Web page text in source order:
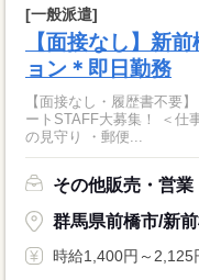
[一般派遣]
【面接なし】新
ョン＊即日勤務
【面接なし・履歴書不要】 シニア向けマンションで働く、 生活サポ
ートSTAFF大募集！ ＜仕事内容＞ ・居室/廊下の清掃 ・利用者さん
の見守り ・郵便...
その他販売・営
群馬県前橋市/新
時給1,400円～2,125